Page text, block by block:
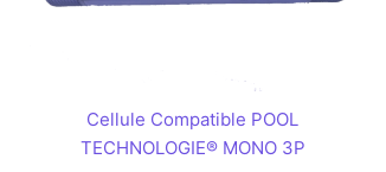
Cellule Compatible POOL
TECHNOLOGIE® MONO 3P